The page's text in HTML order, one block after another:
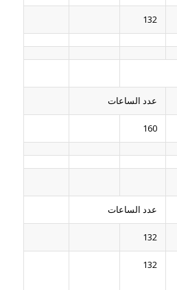
132
عدد الساعات
160
عدد الساعات
132
132